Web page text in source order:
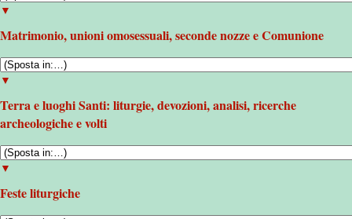
▼
Matrimonio, unioni omosessuali, seconde nozze e Comunione
▼
Terra e luoghi Santi: liturgie, devozioni, analisi, ricerche
archeologiche e volti
▼
Feste liturgiche